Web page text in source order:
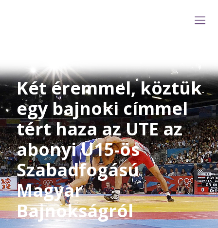
Két éremmel, köztük
egy bajnoki címmel
tért haza az UTE az
abonyi U15-ös
Szabadfogású
Magyar
Bajnokságról